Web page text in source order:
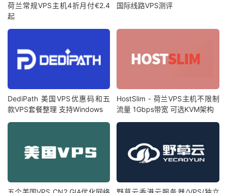
荷兰常规VPS主机4折月付€2.4
起
国际线路VPS测评
DediPath 美国VPS优惠码和五
款VPS套餐整理 支持Windows
HostSlim - 荷兰VPS主机不限制
流量 1Gbps带宽 可选KVM架构